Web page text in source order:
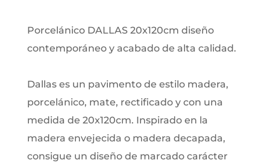
Porcelánico DALLAS 20x120cm diseño
contemporáneo y acabado de alta calidad.
Dallas es un pavimento de estilo madera,
porcelánico, mate, rectificado y con una
medida de 20x120cm. Inspirado en la
madera envejecida o madera decapada,
consigue un diseño de marcado carácter